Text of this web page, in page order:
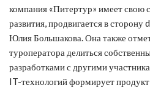
компания «Питертур» имеет свою
развития, продвигается в
Юлия Большакова. Она также
туроператора делиться
разработками с другими
IT-технологий формирует